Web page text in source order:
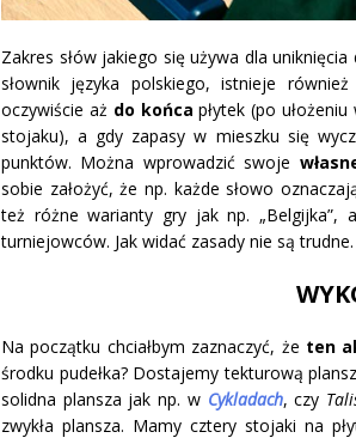
Zakres słów jakiego się używa dla
słownik języka polskiego, istnieje
oczywiście aż do końca płytek (po
stojaku), a gdy zapasy w mieszku się
punktów. Można wprowadzić swoje
sobie założyć, że np. każde słowo
też różne warianty gry jak np.
turniejowców. Jak widać zasady nie są trudne.
Na początku chciałbym zaznaczyć, że ten
środku pudełka? Dostajemy tekturową
solidna plansza jak np. w Cykladach, czy
zwykła plansza. Mamy cztery stojaki na